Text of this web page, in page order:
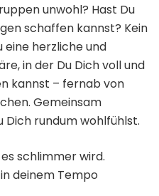
unwohl? Hast Du
schaffen kannst? Kein
eine herzliche und
in der Du Dich voll und
kannst – fernab von
Gemeinsam
Dich rundum wohlfühlst.
schlimmer wird.
deinem Tempo